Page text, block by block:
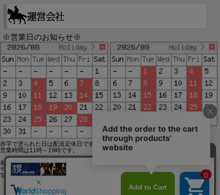
※営業日のお知らせ※
赤字で塗られた日は配送定休日です。
営業時間は11時～19時です。
有限会社ジップジップ SakuraStyle通販事業部
〒650-0021 神戸市中央区三宮町3-9-19イトウビル1,4F
Tel:078-332-2013 FAX:078-333-6644